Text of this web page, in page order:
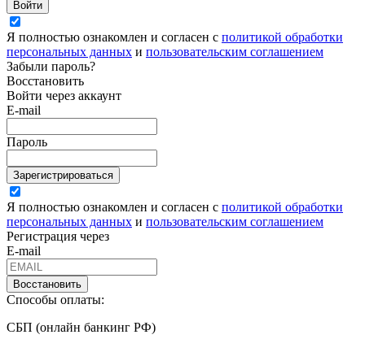
Войти
Я полностью ознакомлен и согласен с политикой обработки
персональных данных и пользовательским соглашением
Забыли пароль?
Восстановить
Войти через аккаунт
E-mail
Пароль
Зарегистрироваться
Я полностью ознакомлен и согласен с политикой обработки
персональных данных и пользовательским соглашением
Регистрация через
E-mail
Восстановить
Способы оплаты:
СБП (онлайн банкинг РФ)